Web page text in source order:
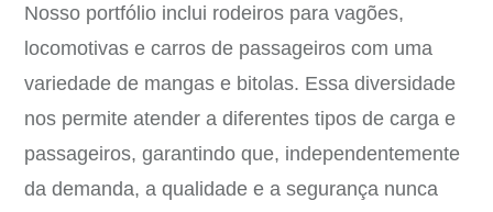
Nosso portfólio inclui rodeiros para vagões,
locomotivas e carros de passageiros com uma
variedade de mangas e bitolas. Essa diversidade
nos permite atender a diferentes tipos de carga e
passageiros, garantindo que, independentemente
da demanda, a qualidade e a segurança nunca